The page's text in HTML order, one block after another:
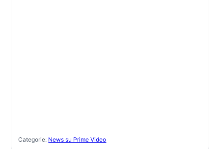
Categorie: News su Prime Video